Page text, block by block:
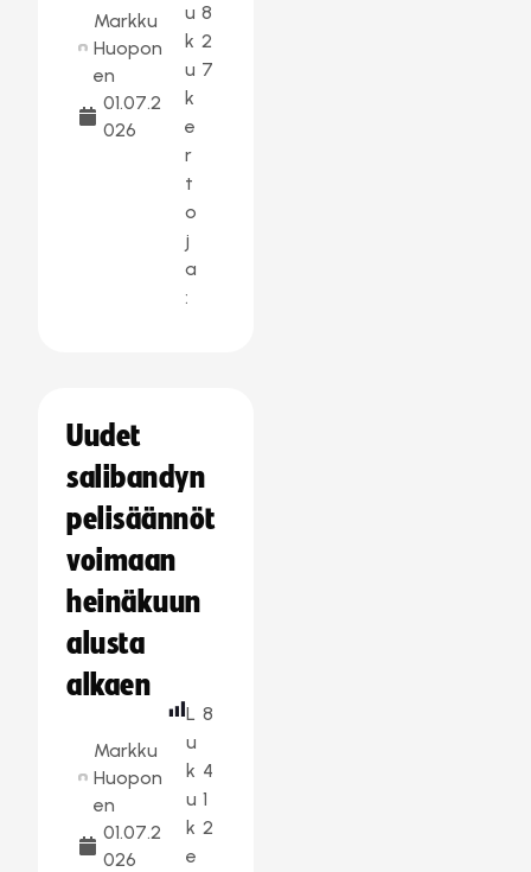
Markku
Huopon
en
01.07.2
026
u
k
u
k
e
r
t
o
j
a
:
8
2
7
Uudet
salibandyn
pelisäännöt
voimaan
heinäkuun
alusta
alkaen
Markku
Huopon
en
01.07.2
026
L
u
k
u
k
e
8
4
1
2